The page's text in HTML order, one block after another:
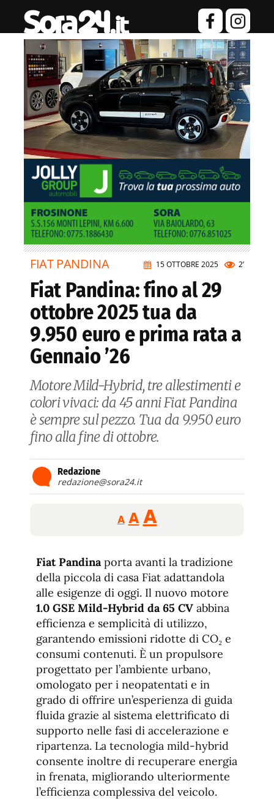
15 OTTOBRE 2025 2’
FIAT PANDINA
Fiat Pandina: fino al 29
ottobre 2025 tua da
9.950 euro e prima rata a
Gennaio ’26
Motore Mild-Hybrid, tre allestimenti e
colori vivaci: da 45 anni Fiat Pandina
è sempre sul pezzo. Tua da 9.950 euro
fino alla fine di ottobre.
Redazione
redazione@sora24.it
A
Reducir
tamaño
A Restablecer
fuente
AAumentar
de
fuente.
Fiat Pandinaporta avanti la tradizione
della piccola di casa Fiat adattandola
alle esigenze di oggi. Il nuovo motore
1.0 GSE Mild-Hybrid da 65 CV abbina
efficienza e semplicità di utilizzo,
garantendo emissioni ridotte di CO₂ e
consumi contenuti. È un propulsore
progettato per l’ambiente urbano,
omologato per i neopatentati e in
grado di offrire un’esperienza di guida
fluida grazie al sistema elettrificato di
supporto nelle fasi di accelerazione e
ripartenza. La tecnologia mild-hybrid
consente inoltre di recuperare energia
in frenata, migliorando ulteriormente
l’efficienza complessiva del veicolo.